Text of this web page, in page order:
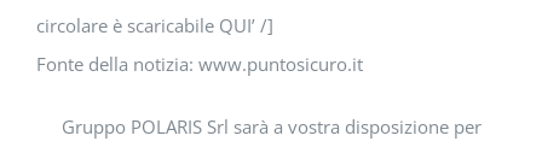
circolare è scaricabile QUI’ /]
Fonte della notizia: www.puntosicuro.it
Gruppo POLARIS Srl sarà a vostra disposizione per